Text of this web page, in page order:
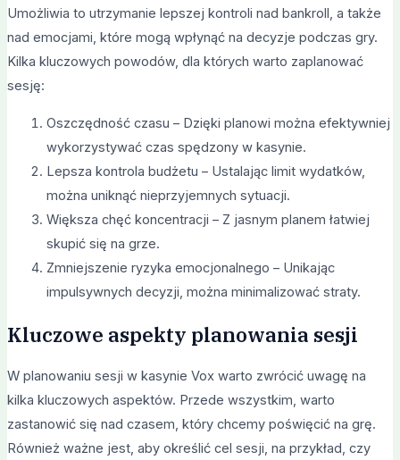
Umożliwia to utrzymanie lepszej kontroli nad bankroll, a także
nad emocjami, które mogą wpłynąć na decyzje podczas gry.
Kilka kluczowych powodów, dla których warto zaplanować
sesję:
Oszczędność czasu – Dzięki planowi można efektywniej
wykorzystywać czas spędzony w kasynie.
Lepsza kontrola budżetu – Ustalając limit wydatków,
można uniknąć nieprzyjemnych sytuacji.
Większa chęć koncentracji – Z jasnym planem łatwiej
skupić się na grze.
Zmniejszenie ryzyka emocjonalnego – Unikając
impulsywnych decyzji, można minimalizować straty.
Kluczowe aspekty planowania sesji
W planowaniu sesji w kasynie Vox warto zwrócić uwagę na
kilka kluczowych aspektów. Przede wszystkim, warto
zastanowić się nad czasem, który chcemy poświęcić na grę.
Również ważne jest, aby określić cel sesji, na przykład, czy